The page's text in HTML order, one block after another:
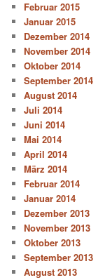
Februar 2015
Januar 2015
Dezember 2014
November 2014
Oktober 2014
September 2014
August 2014
Juli 2014
Juni 2014
Mai 2014
April 2014
März 2014
Februar 2014
Januar 2014
Dezember 2013
November 2013
Oktober 2013
September 2013
August 2013